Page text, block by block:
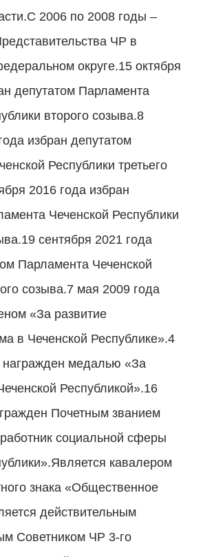
2006 по 2008 годы –
ЧР в
округе.15 октября
депутатом Парламента
второго созыва.8
избран депутатом
Республики третьего
2016 года избран
Чеченской Республики
сентября 2021 года
Парламента Чеченской
созыва.7 мая 2009 года
«За развитие
в Чеченской Республике».4
награжден медалью «За
Республикой».16
Почетным званием
социальной сферы
кавалером
знака «Общественное
действительным
Советником ЧР 3-го